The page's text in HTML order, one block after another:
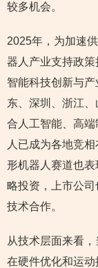
较多机会。
2025年，为加速
器人产业支持政
智能科技创新与
东、深圳、浙江
合人工智能、高
人已成为各地竞
形机器人赛道也
略投资，上市公
技术合作。
从技术层面来看
在硬件优化和运动